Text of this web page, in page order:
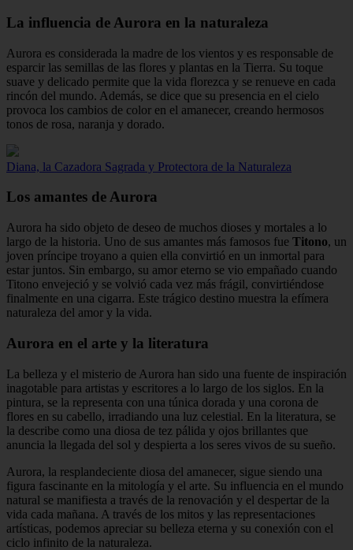
La influencia de Aurora en la naturaleza
Aurora es considerada la madre de los vientos y es responsable de
esparcir las semillas de las flores y plantas en la Tierra. Su toque
suave y delicado permite que la vida florezca y se renueve en cada
rincón del mundo. Además, se dice que su presencia en el cielo
provoca los cambios de color en el amanecer, creando hermosos
tonos de rosa, naranja y dorado.
Diana, la Cazadora Sagrada y Protectora de la Naturaleza
Los amantes de Aurora
Aurora ha sido objeto de deseo de muchos dioses y mortales a lo
largo de la historia. Uno de sus amantes más famosos fue Titono, un
joven príncipe troyano a quien ella convirtió en un inmortal para
estar juntos. Sin embargo, su amor eterno se vio empañado cuando
Titono envejeció y se volvió cada vez más frágil, convirtiéndose
finalmente en una cigarra. Este trágico destino muestra la efímera
naturaleza del amor y la vida.
Aurora en el arte y la literatura
La belleza y el misterio de Aurora han sido una fuente de inspiración
inagotable para artistas y escritores a lo largo de los siglos. En la
pintura, se la representa con una túnica dorada y una corona de
flores en su cabello, irradiando una luz celestial. En la literatura, se
la describe como una diosa de tez pálida y ojos brillantes que
anuncia la llegada del sol y despierta a los seres vivos de su sueño.
Aurora, la resplandeciente diosa del amanecer, sigue siendo una
figura fascinante en la mitología y el arte. Su influencia en el mundo
natural se manifiesta a través de la renovación y el despertar de la
vida cada mañana. A través de los mitos y las representaciones
artísticas, podemos apreciar su belleza eterna y su conexión con el
ciclo infinito de la naturaleza.